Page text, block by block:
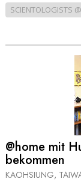
SCIENTOLOGISTS
@home mit
bekommen
KAOHSIUNG,